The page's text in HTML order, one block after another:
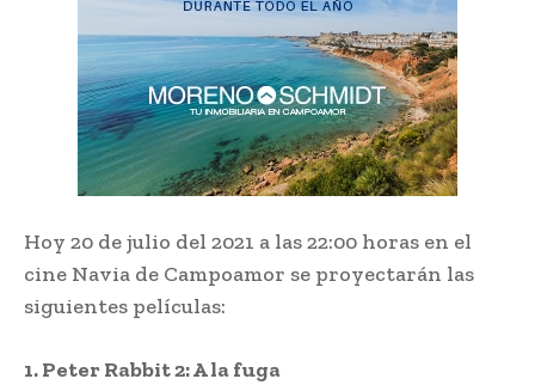
Hoy 20 de julio del 2021 a las 22:00 horas en el
cine Navia de Campoamor se proyectarán las
siguientes películas:
1. Peter Rabbit 2: A la fuga